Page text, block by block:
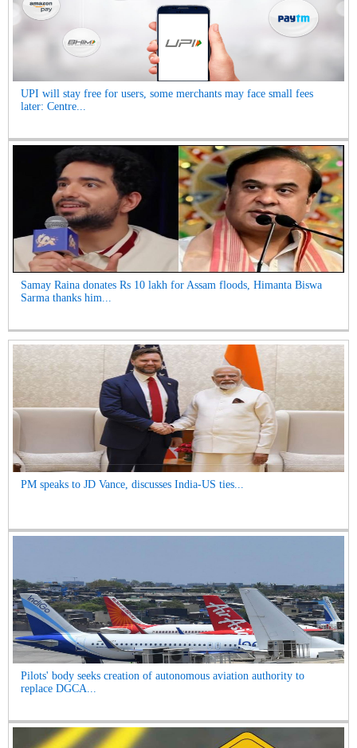
UPI will stay free for users, some merchants may face small fees
later: Centre...
Samay Raina donates Rs 10 lakh for Assam floods, Himanta Biswa
Sarma thanks him...
PM speaks to JD Vance, discusses India-US ties...
Pilots' body seeks creation of autonomous aviation authority to
replace DGCA...